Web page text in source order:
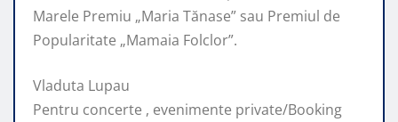
Marele Premiu „Maria Tănase” sau Premiul de
Popularitate „Mamaia Folclor”.
Vladuta Lupau
Pentru concerte , evenimente private/Booking